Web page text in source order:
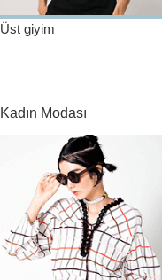
Üst giyim
Kadın Modası